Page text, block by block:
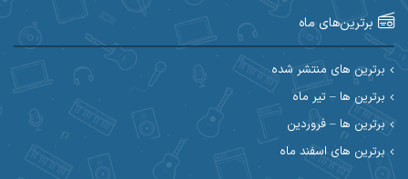
احسان امیدوار
احسان حیدری احسان دریادل
احسان رمضانی احسان علیانی
احسان کریمی احسان کمری
برترین‌های ماه
برترین های منتشر شده
برترین ها – تیر ماه
برترین ها – فروردین
برترین های اسفند ماه